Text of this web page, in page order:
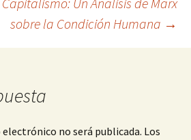
sobre la Condición Humana →
electrónico no será publicada. Los